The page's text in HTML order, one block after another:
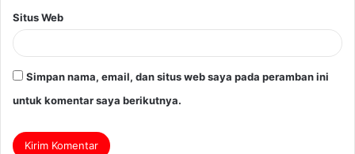
Situs Web
Simpan nama, email, dan situs web saya pada peramban ini
untuk komentar saya berikutnya.